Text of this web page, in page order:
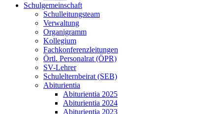
Schulgemeinschaft
Schulleitungsteam
Verwaltung
Organigramm
Kollegium
Fachkonferenzleitungen
Örtl. Personalrat (ÖPR)
SV-Lehrer
Schulelternbeirat (SEB)
Abiturientia
Abiturientia 2025
Abiturientia 2024
Abiturientia 2023